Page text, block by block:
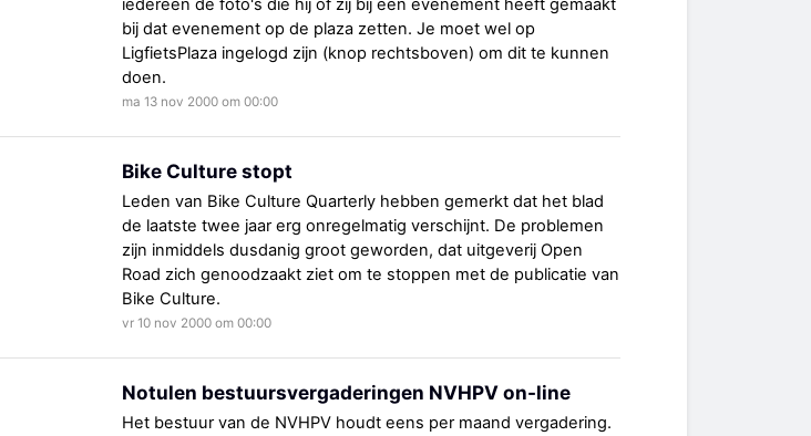
iedereen de foto's die hij of zij bij een evenement heeft gemaakt
bij dat evenement op de plaza zetten. Je moet wel op
LigfietsPlaza ingelogd zijn (knop rechtsboven) om dit te kunnen
doen.
ma 13 nov 2000 om 00:00
Bike Culture stopt
Leden van Bike Culture Quarterly hebben gemerkt dat het blad
de laatste twee jaar erg onregelmatig verschijnt. De problemen
zijn inmiddels dusdanig groot geworden, dat uitgeverij Open
Road zich genoodzaakt ziet om te stoppen met de publicatie van
Bike Culture.
vr 10 nov 2000 om 00:00
Notulen bestuursvergaderingen NVHPV on-line
Het bestuur van de NVHPV houdt eens per maand vergadering.